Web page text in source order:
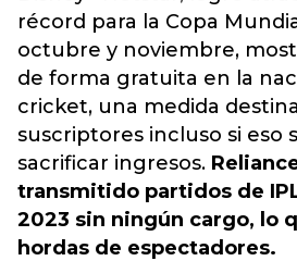
récord para la Copa
octubre y noviembre,
de forma gratuita en la
cricket, una medida
suscriptores incluso si eso
sacrificar ingresos.
transmitido partidos de
2023 sin ningún cargo, lo
hordas de espectadores.